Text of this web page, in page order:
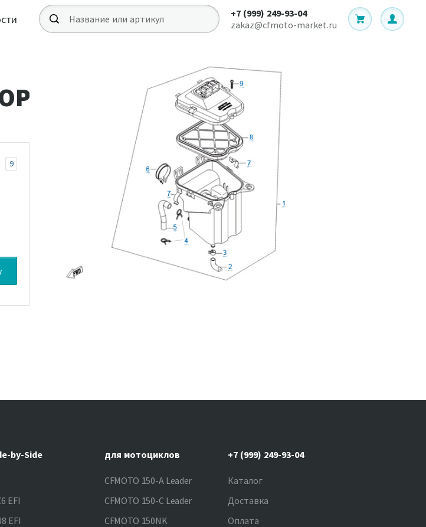
+7 (999) 249-93-04
zakaz@cfmoto-market.ru
9
by-Side
EFI
EFI
для мотоциклов
CFMOTO 150-A Leader
CFMOTO 150-C Leader
CFMOTO 150NK
+7 (999) 249-93-04
Каталог
Доставка
Оплата